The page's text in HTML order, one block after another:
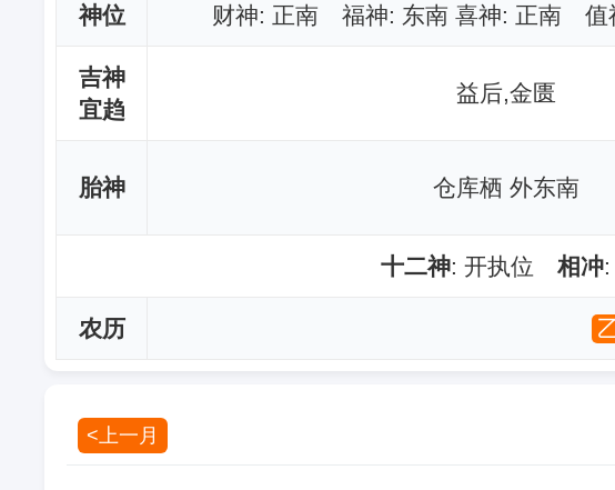
神位 财神: 正南 福神: 东南 喜神: 正南 值
吉神
宜趋
益后,金匮
胎神 仓库栖 外东南
十二神: 开执位相冲
农历
<上一月